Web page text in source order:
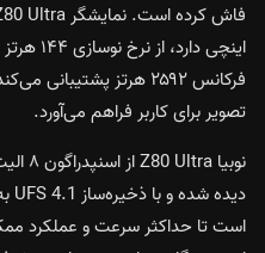
فرکانس ۲۵۹۲ هرتز
تصویر برای کاربر فراهم می‌آورد.
نوبیا Z80 Ultra از
اسنپدراگون ۸ الیت نسل ۵
دیده شده
است تا حداکثر سرعت و عملکرد